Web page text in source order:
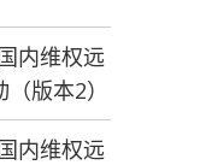
内维权远
版本2）
内维权远